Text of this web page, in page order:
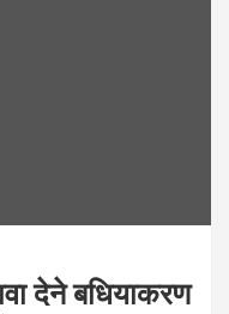
देने बधियाकरण